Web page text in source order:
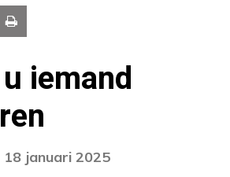
iemand
18 januari 2025